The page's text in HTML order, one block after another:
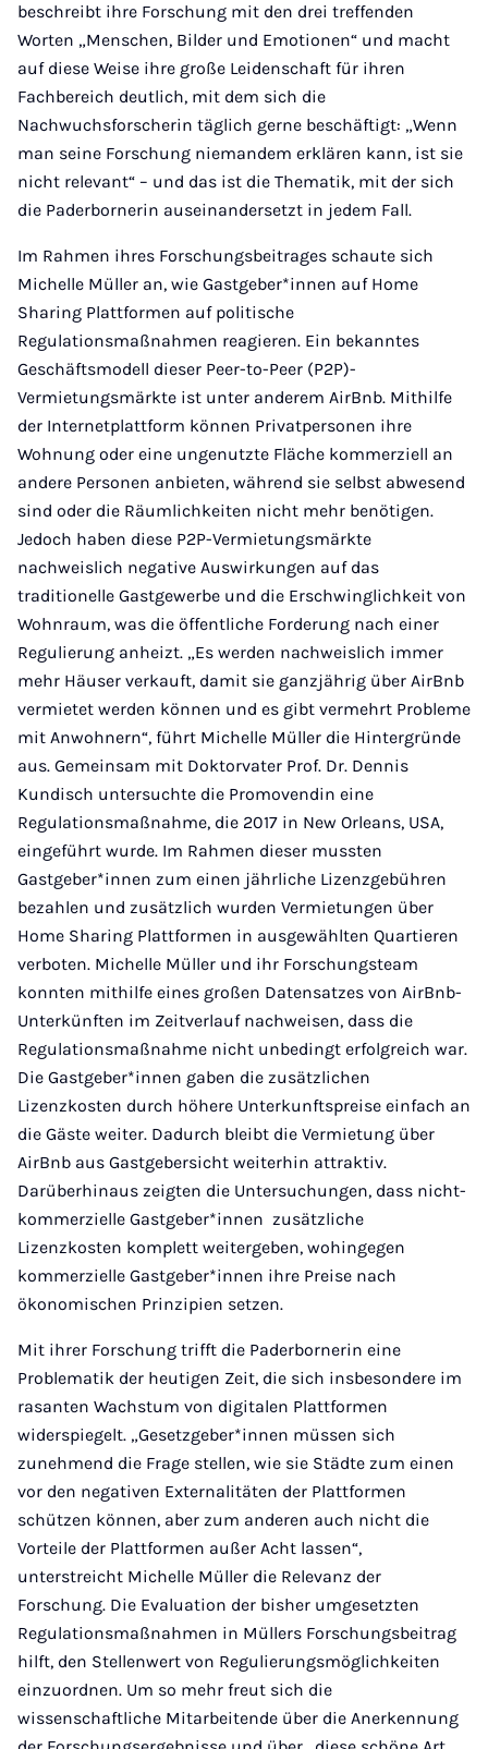
beschreibt ihre Forschung mit den drei treffenden
Worten „Menschen, Bilder und Emotionen“ und macht
auf diese Weise ihre große Leidenschaft für ihren
Fachbereich deutlich, mit dem sich die
Nachwuchsforscherin täglich gerne beschäftigt: „Wenn
man seine Forschung niemandem erklären kann, ist sie
nicht relevant“ – und das ist die Thematik, mit der sich
die Paderbornerin auseinandersetzt in jedem Fall.
Im Rahmen ihres Forschungsbeitrages schaute sich
Michelle Müller an, wie Gastgeber*innen auf Home
Sharing Plattformen auf politische
Regulationsmaßnahmen reagieren. Ein bekanntes
Geschäftsmodell dieser Peer-to-Peer (P2P)-
Vermietungsmärkte ist unter anderem AirBnb. Mithilfe
der Internetplattform können Privatpersonen ihre
Wohnung oder eine ungenutzte Fläche kommerziell an
andere Personen anbieten, während sie selbst abwesend
sind oder die Räumlichkeiten nicht mehr benötigen.
Jedoch haben diese P2P-Vermietungsmärkte
nachweislich negative Auswirkungen auf das
traditionelle Gastgewerbe und die Erschwinglichkeit von
Wohnraum, was die öffentliche Forderung nach einer
Regulierung anheizt. „Es werden nachweislich immer
mehr Häuser verkauft, damit sie ganzjährig über AirBnb
vermietet werden können und es gibt vermehrt Probleme
mit Anwohnern“, führt Michelle Müller die Hintergründe
aus. Gemeinsam mit Doktorvater Prof. Dr. Dennis
Kundisch untersuchte die Promovendin eine
Regulationsmaßnahme, die 2017 in New Orleans, USA,
eingeführt wurde. Im Rahmen dieser mussten
Gastgeber*innen zum einen jährliche Lizenzgebühren
bezahlen und zusätzlich wurden Vermietungen über
Home Sharing Plattformen in ausgewählten Quartieren
verboten. Michelle Müller und ihr Forschungsteam
konnten mithilfe eines großen Datensatzes von AirBnb-
Unterkünften im Zeitverlauf nachweisen, dass die
Regulationsmaßnahme nicht unbedingt erfolgreich war.
Die Gastgeber*innen gaben die zusätzlichen
Lizenzkosten durch höhere Unterkunftspreise einfach an
die Gäste weiter. Dadurch bleibt die Vermietung über
AirBnb aus Gastgebersicht weiterhin attraktiv.
Darüberhinaus zeigten die Untersuchungen, dass nicht-
kommerzielle Gastgeber*innen zusätzliche
Lizenzkosten komplett weitergeben, wohingegen
kommerzielle Gastgeber*innen ihre Preise nach
ökonomischen Prinzipien setzen.
Mit ihrer Forschung trifft die Paderbornerin eine
Problematik der heutigen Zeit, die sich insbesondere im
rasanten Wachstum von digitalen Plattformen
widerspiegelt. „Gesetzgeber*innen müssen sich
zunehmend die Frage stellen, wie sie Städte zum einen
vor den negativen Externalitäten der Plattformen
schützen können, aber zum anderen auch nicht die
Vorteile der Plattformen außer Acht lassen“,
unterstreicht Michelle Müller die Relevanz der
Forschung. Die Evaluation der bisher umgesetzten
Regulationsmaßnahmen in Müllers Forschungsbeitrag
hilft, den Stellenwert von Regulierungsmöglichkeiten
einzuordnen. Um so mehr freut sich die
wissenschaftliche Mitarbeitende über die Anerkennung